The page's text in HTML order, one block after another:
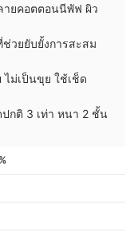
ายคอตตอนนีพัฟ ผิว
วยยับยั้งการสะสม
ม่เป็นขุย ใช้เช็ด
กติ 3 เท่า หนา 2 ชั้น